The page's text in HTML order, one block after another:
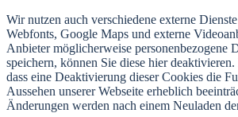
Wir nutzen auch verschiedene externe
Webfonts, Google Maps und externe
Anbieter möglicherweise personenbezogene
speichern, können Sie diese hier
dass eine Deaktivierung dieser Cookies die
Aussehen unserer Webseite erheblich
Änderungen werden nach einem Neuladen